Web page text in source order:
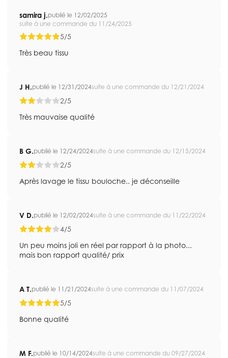
samira j.publié le 12/02/2025
suite à une commande du 11/24/2025
5/5
Très beau tissu
J H.publié le 12/31/2024suite à une commande du 12/21/2024
2/5
Très mauvaise qualité
B G.publié le 12/24/2024suite à une commande du 12/15/2024
2/5
Après lavage le tissu bouloche.. je déconseille
V D.publié le 12/02/2024suite à une commande du 11/22/2024
4/5
Un peu moins joli en réel par rapport à la photo...
mais bon rapport qualité/ prix
A T.publié le 11/21/2024suite à une commande du 11/07/2024
5/5
Bonne qualité
M F.publié le 10/14/2024suite à une commande du 09/27/2024